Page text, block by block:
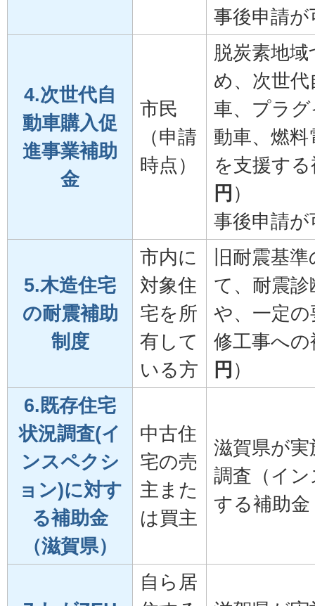
事後申請が
4.次世代自
動車購入促
進事業補助
金
市民
（申請
時点）
脱炭素地
め、次世
車、プラ
動車、燃
を支援す
円 ）
事後申請が
5.木造住宅
の耐震補助
制度
市内に
対象住
宅を所
有して
いる方
旧耐震基
て、耐震
や、一定
修工事へ
円 ）
6.既存住宅
状況調査(イ
ンスペクシ
ョン)に対す
る補助金
（滋賀県）
中古住
宅の売
主また
は買主
滋賀県が
調査（イ
する補助金
自ら居